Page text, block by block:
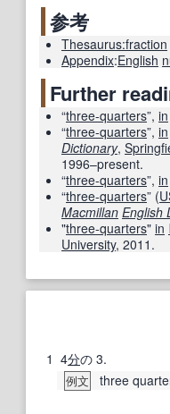
参考
Thesaurus:fraction
Appendix:English
Further
“three-quarters”, in
“three-quarters”, in
Dictionary,
1996–present.
“three-quarters”, in
“three-quarters” (
Macmillan English
"three-quarters" in
University, 2011.
1 4分の 3.
例文 three